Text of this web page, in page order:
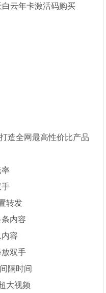
云年卡激活码购买
造全网最高性价比产品
手
转发
内容
容
双手
隔时间
大视频